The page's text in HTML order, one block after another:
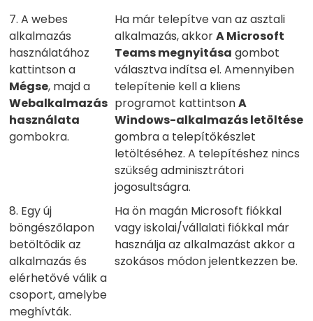
7. A webes
alkalmazás
használatához
kattintson a
Mégse, majd a
Webalkalmazás
használata
gombokra.
Ha már telepítve van az asztali
alkalmazás, akkorA Microsoft
Teams megnyitása gombot
választva indítsa el. Amennyiben
telepítenie kell a kliens
programot kattintsonA
Windows-alkalmazás letöltése
gombra a telepítőkészlet
letöltéséhez. A telepítéshez nincs
szükség adminisztrátori
jogosultságra.
8. Egy új
böngészőlapon
betöltődik az
alkalmazás és
elérhetővé válik a
csoport, amelybe
meghívták.
Ha ön magán Microsoft fiókkal
vagy iskolai/vállalati fiókkal már
használja az alkalmazást akkor a
szokásos módon jelentkezzen be.